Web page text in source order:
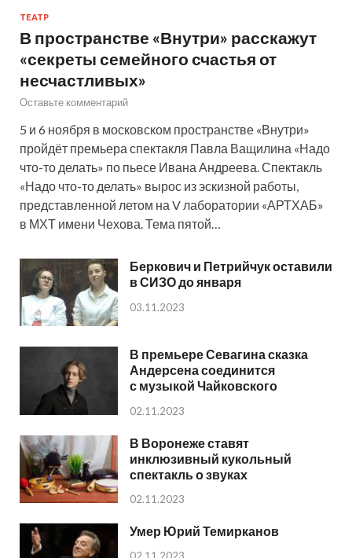
ТЕАТР
В пространстве «Внутри» расскажут
«секреты семейного счастья от
несчастливых»
Оставьте комментарий
5 и 6 ноября в московском пространстве «Внутри»
пройдёт премьера спектакля Павла Ващилина «Надо
что-то делать» по пьесе Ивана Андреева. Спектакль
«Надо что-то делать» вырос из эскизной работы,
представленной летом на V лаборатории «АРТХАБ»
в МХТ имени Чехова. Тема пятой…
Беркович и Петрийчук оставили
в СИЗО до января
03.11.2023
В премьере Севагина сказка
Андерсена соединится
с музыкой Чайковского
02.11.2023
В Воронеже ставят
инклюзивный кукольный
спектакль о звуках
02.11.2023
Умер Юрий Темирканов